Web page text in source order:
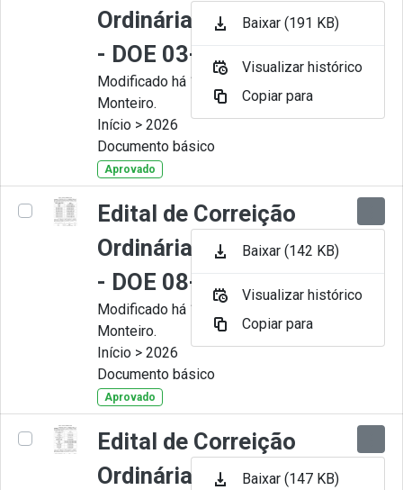
Ordinária nº 008-2026
- DOE 03-07-2026
Modificado há 1 Mês por Juliana
Monteiro.
Início > 2026
Documento básico
Aprovado
Edital de Correição
Ordinária nº 007-2026
- DOE 08-06-2026
Modificado há 1 Mês por Juliana
Monteiro.
Início > 2026
Documento básico
Aprovado
Edital de Correição
Ordinária nº 006-2026
Baixar (191 KB)
Visualizar histórico
Copiar para
Baixar (142 KB)
Visualizar histórico
Copiar para
Baixar (147 KB)